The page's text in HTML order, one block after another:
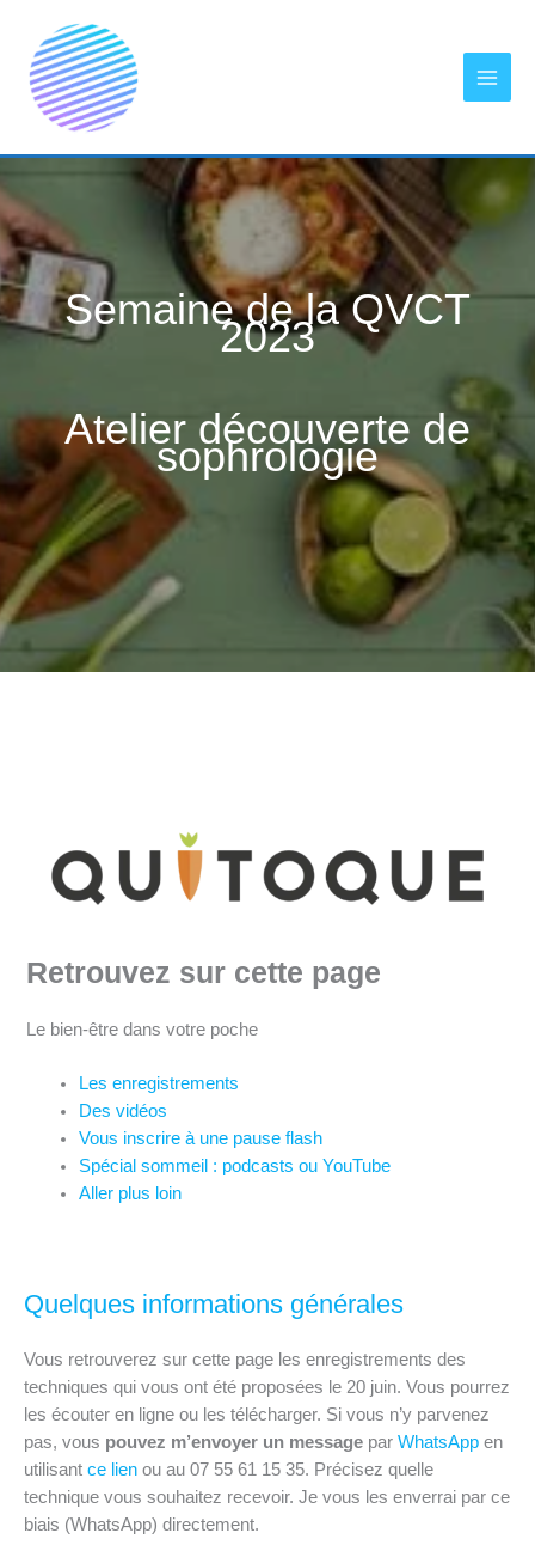
contenu
Semaine de la QVCT
2023
Atelier découverte de
sophrologie
Retrouvez sur cette page
Le bien-être dans votre poche
Les enregistrements
Des vidéos
Vous inscrire à une pause flash
Spécial sommeil : podcasts ou YouTube
Aller plus loin
Quelques informations générales
Vous retrouverez sur cette page les enregistrements des
techniques qui vous ont été proposées le 20 juin. Vous pourrez
les écouter en ligne ou les télécharger. Si vous n’y parvenez
pas, vous pouvez m’envoyer un message par WhatsApp en
utilisant ce lien ou au 07 55 61 15 35. Précisez quelle
technique vous souhaitez recevoir. Je vous les enverrai par ce
biais (WhatsApp) directement.